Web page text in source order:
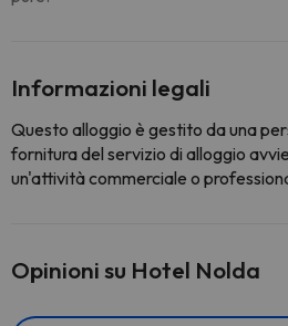
Informazioni legali
Questo alloggio è gestito da una
fornitura del servizio di alloggio
un'attività commerciale o
Opinioni su Hotel Nolda